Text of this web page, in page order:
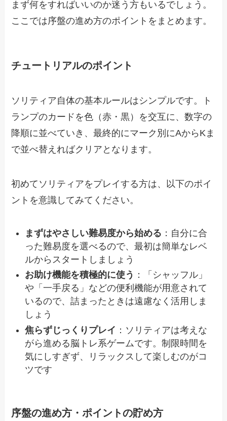
まず何をすればいいのか迷う方もいるでしょう。
ここでは序盤の進め方のポイントをまとめます。
チュートリアルのポイント
ソリティア自体の基本ルールはシンプルです。ト
ランプのカードを色（赤・黒）を交互に、数字の
降順に並べていき、最終的にマーク別にAからKま
で並べ替えればクリアとなります。
初めてソリティアをプレイする方は、以下のポイ
ントを意識してみてください。
まずはやさしい難易度から始める ：自分に合
った難易度を選べるので、最初は簡単なレベ
ルからスタートしましょう
お助け機能を積極的に使う ：「シャッフル」
や「一手戻る」などの便利機能が用意されて
いるので、詰まったときは遠慮なく活用しま
しょう
焦らずじっくりプレイ ：ソリティアは考えな
がら進める脳トレ系ゲームです。制限時間を
気にしすぎず、リラックスして楽しむのがコ
ツです
序盤の進め方・ポイントの貯め方